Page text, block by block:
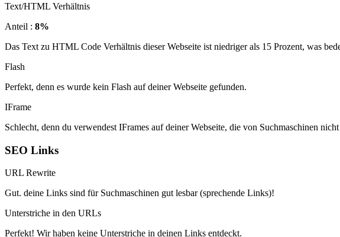
Text/HTML Verhältnis
Anteil : 8%
Das Text zu HTML Code Verhältnis dieser Webseite ist niedriger als 15 Prozent, was
Flash
Perfekt, denn es wurde kein Flash auf deiner Webseite gefunden.
IFrame
Schlecht, denn du verwendest IFrames auf deiner Webseite, die von Suchmaschinen
SEO Links
URL Rewrite
Gut. deine Links sind für Suchmaschinen gut lesbar (sprechende Links)!
Unterstriche in den URLs
Perfekt! Wir haben keine Unterstriche in deinen Links entdeckt.